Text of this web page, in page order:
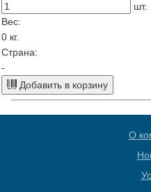
шт.
Вес:
0 кг.
Страна:
-
Добавить в корзину
О